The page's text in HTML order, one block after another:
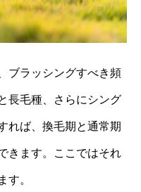
ブラッシングすべき頻
長毛種、さらにシング
れば、換毛期と通常期
きます。ここではそれ
す。